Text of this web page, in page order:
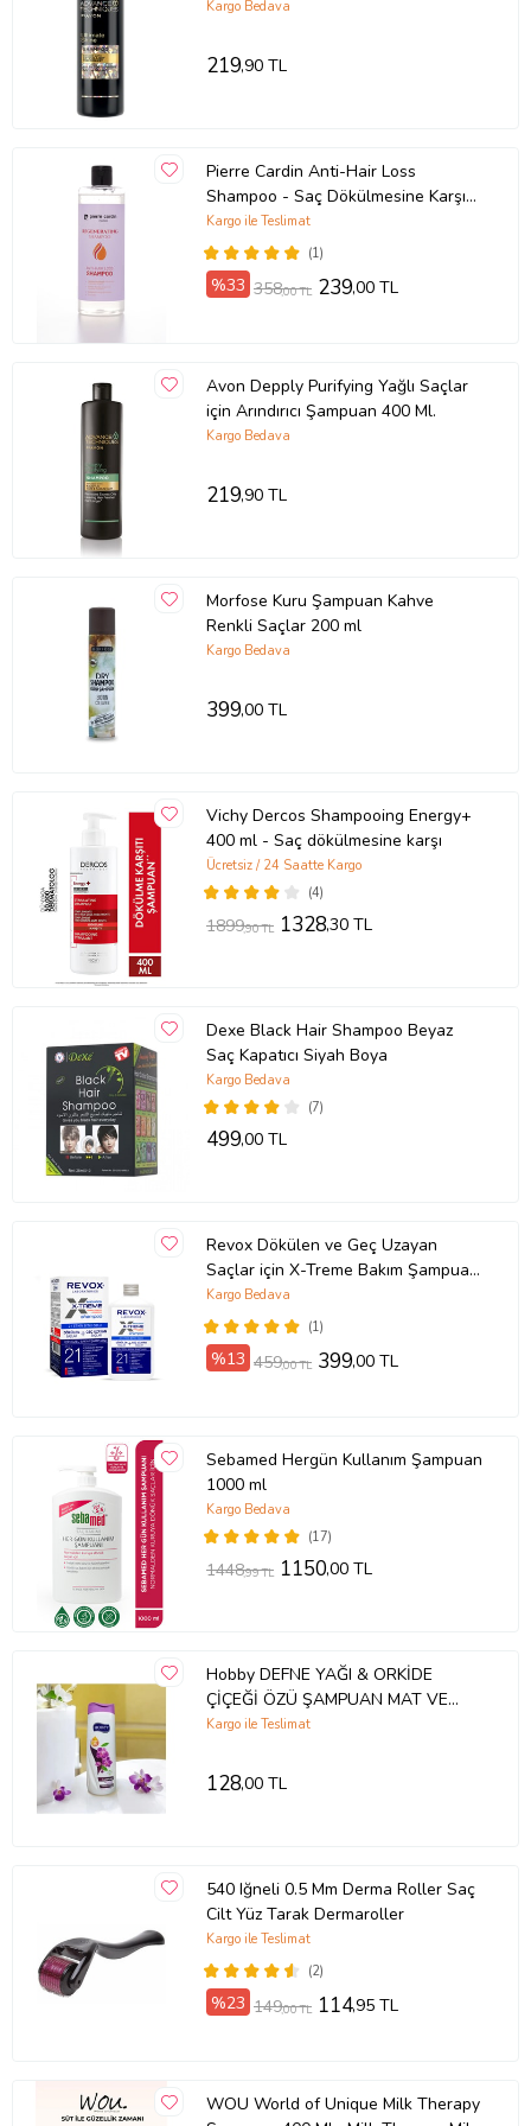
Kargo Bedava
219,90 TL
Pierre Cardin Anti-Hair Loss
Shampoo - Saç Dökülmesine Karşı
Şampuan 400 ml
(1)
Kargo ile Teslimat
%33 358,00 TL 239,00 TL
Avon Depply Purifying Yağlı Saçlar
için Arındırıcı Şampuan 400 Ml.
Kargo Bedava
219,90 TL
Morfose Kuru Şampuan Kahve
Renkli Saçlar 200 ml
Kargo Bedava
399,00 TL
Vichy Dercos Shampooing Energy+
400 ml - Saç dökülmesine karşı
(4)
Ücretsiz / 24 Saatte Kargo
1899,90 TL 1328,30 TL
Dexe Black Hair Shampoo Beyaz
Saç Kapatıcı Siyah Boya
(7)
Kargo Bedava
499,00 TL
Revox Dökülen ve Geç Uzayan
Saçlar için X-Treme Bakım Şampuanı
/ 400 ml
(1)
Kargo Bedava
%13 459,00 TL 399,00 TL
Sebamed Hergün Kullanım Şampuan
1000 ml
(17)
Kargo Bedava
1448,99 TL 1150,00 TL
Hobby DEFNE YAĞI & ORKİDE
ÇİÇEĞİ ÖZÜ ŞAMPUAN MAT VE
CANSIZ SAÇALR İÇİN
Kargo ile Teslimat
128,00 TL
540 Iğneli 0.5 Mm Derma Roller Saç
Cilt Yüz Tarak Dermaroller
(2)
Kargo ile Teslimat
%23 149,00 TL 114,95 TL
WOU World of Unique Milk Therapy